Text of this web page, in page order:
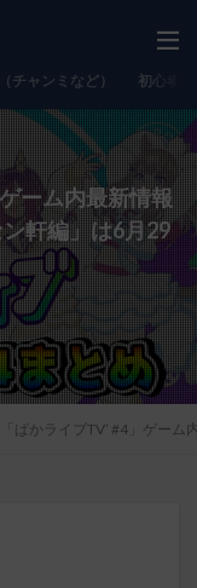
チャンミなど） 初心者
ーム内最新情報
軒編」は6月29
「ぱかライブTV’ #4」ゲー